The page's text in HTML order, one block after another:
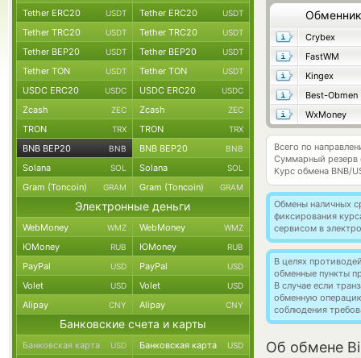
Обменник
Crybex
FastWM
Kingex
Best-Obmen
WxMoney
Всего по
Суммарный резерв
Курс обмена BNB/
Обмены наличных
фиксирования
сервисом в
В целях
обменные пункты
В случае если
обменную
соблюдения
Об обмене
Tether ERC20 USDT Tether ERC20 USDT
Tether TRC20 USDT Tether TRC20 USDT
Tether BEP20 USDT Tether BEP20 USDT
Tether TON USDT Tether TON USDT
USDC ERC20 USDC USDC ERC20 USDC
Zcash ZEC Zcash ZEC
TRON TRX TRON TRX
BNB BEP20 BNB BNB BEP20 BNB
Solana SOL Solana SOL
Gram (Toncoin) GRAM Gram (Toncoin) GRAM
Электронные деньги
WebMoney WMZ WebMoney WMZ
ЮMoney RUB ЮMoney RUB
PayPal USD PayPal USD
Volet USD Volet USD
Alipay CNY Alipay CNY
Банковские счета и карты
Банковская карта USD Банковская карта USD